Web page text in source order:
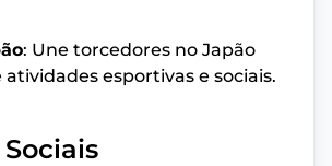
: Une torcedores no Japão
atividades esportivas e sociais.